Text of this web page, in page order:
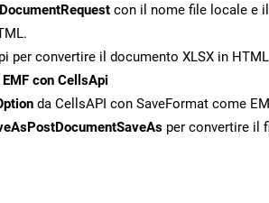
con il nome file locale e
per convertire il documento XLSX in
con CellsApi
da CellsAPI con SaveFormat come
per convertire il